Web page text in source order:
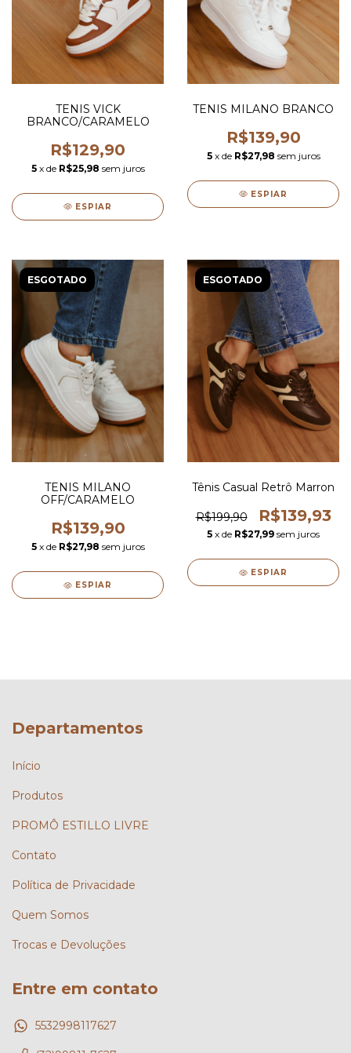
TENIS VICK
BRANCO/CARAMELO
R$129,90
5 x de R$25,98 sem juros
ESPIAR
TENIS MILANO BRANCO
R$139,90
5 x de R$27,98 sem juros
ESPIAR
ESGOTADO
TENIS MILANO
OFF/CARAMELO
R$139,90
5 x de R$27,98 sem juros
ESPIAR
ESGOTADO
Tênis Casual Retrô Marron
R$199,90 R$139,93
5 x de R$27,99 sem juros
ESPIAR
Departamentos
Início
Produtos
PROMÔ ESTILLO LIVRE
Contato
Política de Privacidade
Quem Somos
Trocas e Devoluções
Entre em contato
5532998117627